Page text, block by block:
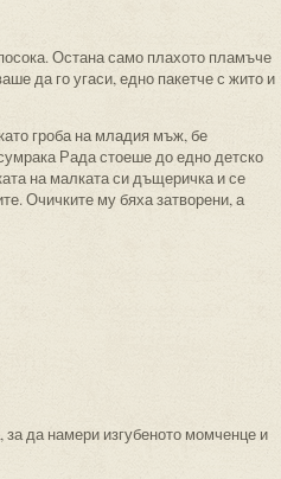
Остана само плахото пламъче
да го угаси, едно пакетче с жито и
гроба на младия мъж, бе
Рада стоеше до едно детско
на малката си дъщеричка и се
Очичките му бяха затворени, а
да намери изгубеното момченце и